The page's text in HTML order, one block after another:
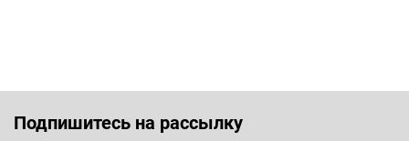
Подпишитесь на рассылку